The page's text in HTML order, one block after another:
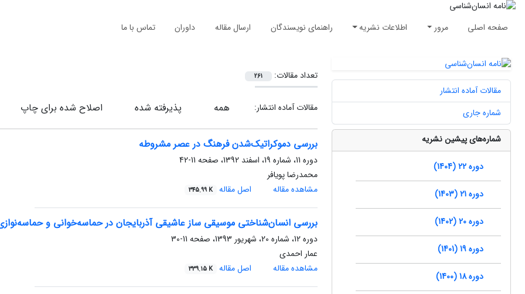
صفحه اصلی مرور اطلاعات نشریه راهنمای نویسندگان ارسال مقاله داوران تماس با ما
تعداد مقالات: 261
مقالات آماده انتشار: همه پذیرفته شده اصلاح شده برای چاپ
بررسی دموکراتیک‌شدن فرهنگ در عصر مشروطه
دوره 11، شماره 19، اسفند 1392، صفحه
11-42
محمدرضا پویافر
مشاهده مقاله
اصل مقاله 345.99 K
بررسی انسان‌شناختی موسیقی ساز عاشیقی آذربایجان در حماسه‌خوانی و
دوره 12، شماره 20، شهریور 1393، صفحه
11-30
عمار احمدی
مشاهده مقاله
اصل مقاله 339.15 K
مقالات آماده انتشار
شماره جاری
شماره‌های پیشین نشریه
دوره 22 (1404)
دوره 21 (1403)
دوره 20 (1402)
دوره 19 (1401)
دوره 18 (1400)